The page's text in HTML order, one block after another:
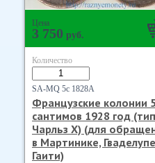
Цена
3 750 руб.
Количество
SA-MQ 5с 1828А
Французские колонии
сантимов 1928 год
Чарльз Х) (для
в Мартинике,
Гаити)